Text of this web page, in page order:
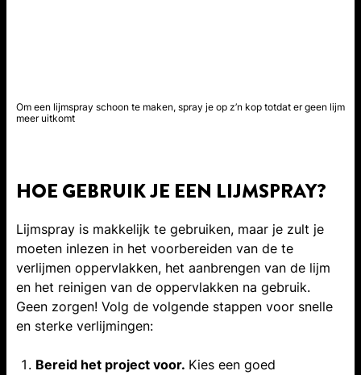
Om een lijmspray schoon te maken, spray je op z’n kop totdat er geen lijm
meer uitkomt
HOE GEBRUIK JE EEN LIJMSPRAY?
Lijmspray is makkelijk te gebruiken, maar je zult je
moeten inlezen in het voorbereiden van de te
verlijmen oppervlakken, het aanbrengen van de lijm
en het reinigen van de oppervlakken na gebruik.
Geen zorgen! Volg de volgende stappen voor snelle
en sterke verlijmingen:
Bereid het project voor. Kies een goed